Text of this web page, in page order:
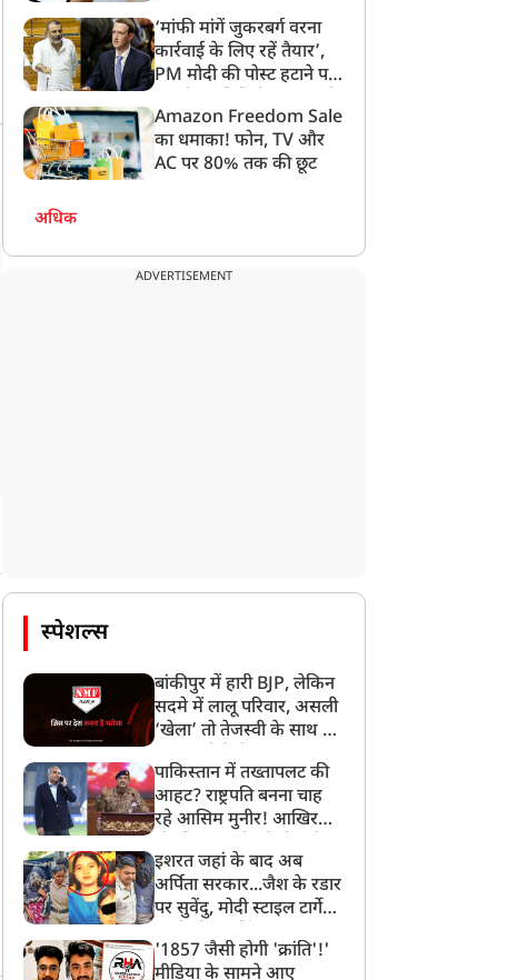
‘मांफी मांगें जुकरबर्ग वरना
कार्रवाई के लिए रहें तैयार’,
PM मोदी की पोस्ट हटाने पर
लगाई फटकार
Amazon Freedom Sale
का धमाका! फोन, TV और
AC पर 80% तक की छूट
अधिक
ADVERTISEMENT
स्पेशल्स
बांकीपुर में हारी BJP, लेकिन
सदमे में लालू परिवार, असली
‘खेला’ तो तेजस्वी के साथ हो
पाकिस्तान में तख्तापलट की
आहट? राष्ट्रपति बनना चाह
रहे आसिम मुनीर! आखिर
बनाया मोहरा?
इशरत जहां के बाद अब
अर्पिता सरकार...जैश के रडार
पर सुवेंदु, मोदी स्टाइल टार्गेट
बड़ा एक्शन!
'1857 जैसी होगी 'क्रांति'!'
मीडिया के सामने आए